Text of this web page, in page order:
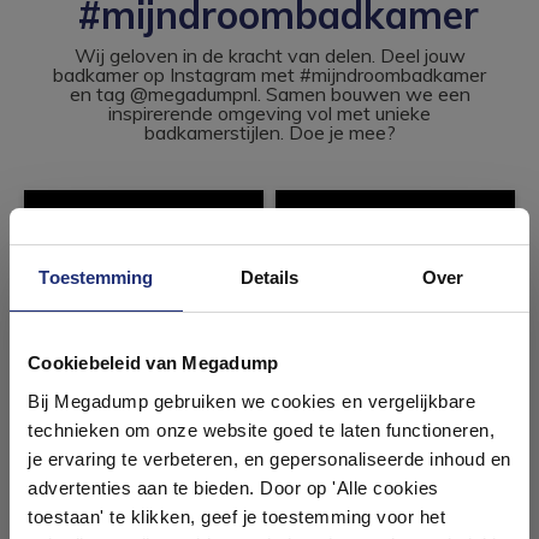
Toestemming Details Over
Cookiebeleid van Megadump
Bij Megadump gebruiken we cookies en vergelijkbare
technieken om onze website goed te laten functioneren,
je ervaring te verbeteren, en gepersonaliseerde inhoud en
advertenties aan te bieden. Door op 'Alle cookies
toestaan' te klikken, geef je toestemming voor het
#mijndroombadkamer
Wij geloven in de kracht van delen. Deel jouw
badkamer op Instagram met #mijndroombadkamer
en tag @megadumpnl. Samen bouwen we een
inspirerende omgeving vol met unieke
badkamerstijlen. Doe je mee?
badkamers in onze 1000 m²
showroom
Laat je inspireren door 21 volledig ingerichte
badkameropstellingen – van compact tot luxe. Onze
ervaren adviseurs helpen je persoonlijk, en je vindt
tegels & sanitair direct uit voorraad. Gratis parkeren